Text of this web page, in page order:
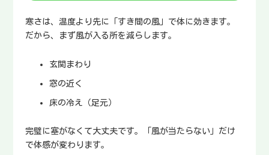
寒さは、温度より先に「すき間の風」で体に効きます。
だから、まず風が入る所を減らします。
玄関まわり
窓の近く
床の冷え（足元）
完璧に塞がなくて大丈夫です。「風が当たらない」だけ
で体感が変わります。